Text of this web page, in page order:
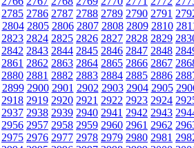
2785 2786 2787 2788 2789 2790 2791
2804 2805 2806 2807 2808 2809 2810
2823 2824 2825 2826 2827 2828 2829
2842 2843 2844 2845 2846 2847 2848
2861 2862 2863 2864 2865 2866 2867
2880 2881 2882 2883 2884 2885 2886
2899 2900 2901 2902 2903 2904 2905
2918 2919 2920 2921 2922 2923 2924
2937 2938 2939 2940 2941 2942 2943
2956 2957 2958 2959 2960 2961 2962
2975 2976 2977 2978 2979 2980 2981